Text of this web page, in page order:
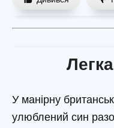
У манірну
улюблений син